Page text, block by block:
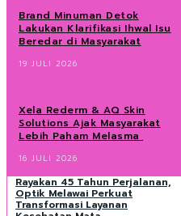
Brand Minuman Detok
Lakukan Klarifikasi Ihwal Isu
Beredar di Masyarakat
19 JULI 2026
Xela Rederm & AQ Skin
Solutions Ajak Masyarakat
Lebih Paham Melasma
16 JULI 2026
Rayakan 45 Tahun Perjalanan,
Optik Melawai Perkuat
Transformasi Layanan